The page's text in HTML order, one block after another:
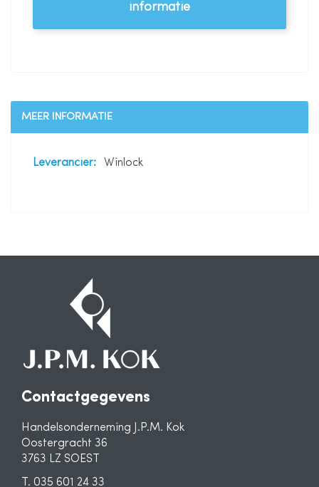
informatie
MEER INFORMATIE
Meer
Winlock
Contactgegevens
Handelsonderneming J.P.M. Kok
Oostergracht 36
3763 LZ SOEST
T. 035 601 24 33